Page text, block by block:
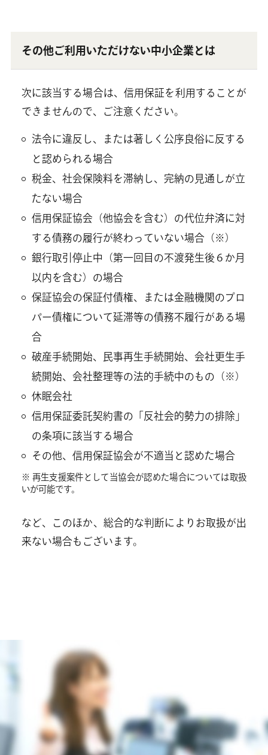
その他ご利用いただけない中小企業とは
次に該当する場合は、信用保証を利用することが
できませんので、ご注意ください。
法令に違反し、または著しく公序良俗に反する
と認められる場合
税金、社会保険料を滞納し、完納の見通しが立
たない場合
信用保証協会（他協会を含む）の代位弁済に対
する債務の履行が終わっていない場合（※）
銀行取引停止中（第一回目の不渡発生後６か月
以内を含む）の場合
保証協会の保証付債権、または金融機関のプロ
パー債権について延滞等の債務不履行がある場
合
破産手続開始、民事再生手続開始、会社更生手
続開始、会社整理等の法的手続中のもの（※）
休眠会社
信用保証委託契約書の「反社会的勢力の排除」
の条項に該当する場合
その他、信用保証協会が不適当と認めた場合
※ 再生支援案件として当協会が認めた場合については取扱
いが可能です。
など、このほか、総合的な判断によりお取扱が出
来ない場合もございます。